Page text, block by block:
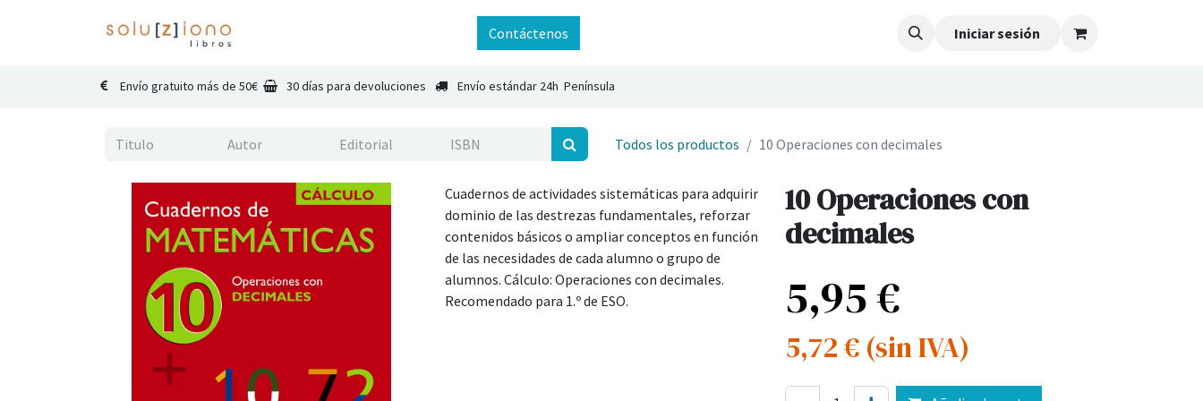
Contáctenos Iniciar sesión
Envío gratuito más de 50€ 30 días para devoluciones Envío estándar 24h Península
Todos los productos 10 Operaciones con decimales
Cuadernos de actividades sistemáticas para adquirir
dominio de las destrezas fundamentales, reforzar
contenidos básicos o ampliar conceptos en función
de las necesidades de cada alumno o grupo de
alumnos. Cálculo: Operaciones con decimales.
Recomendado para 1.º de ESO.
10 Operaciones con
decimales
5,95€
5,72€ (sin IVA)